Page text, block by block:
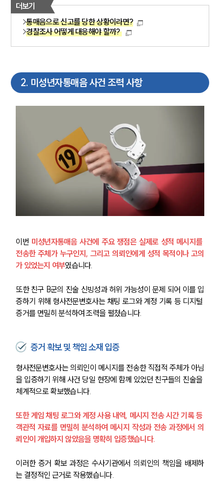
더보기
통매음으로 신고를 당한 상황이라면?
경찰조사 어떻게 대응해야 할까?
2. 미성년자통매음 사건 조력 사항
이번 미성년자통매음 사건에 주요 쟁점은 실제로 성적 메시지를
전송한 주체가 누구인지, 그리고 의뢰인에게 성적 목적이나 고의
가 있었는지 여부였습니다.
또한 친구 B군의 진술 신빙성과 허위 가능성이 문제 되어 이를 입
증하기 위해 형사전문변호사는 채팅 로그와 계정 기록 등 디지털
증거를 면밀히 분석하여 조력을 펼쳤습니다.
증거 확보 및 책임 소재 입증
형사전문변호사는 의뢰인이 메시지를 전송한 직접적 주체가 아님
을 입증하기 위해 사건 당일 현장에 함께 있었던 친구들의 진술을
체계적으로 확보했습니다.
또한 게임 채팅 로그와 계정 사용 내역, 메시지 전송 시간 기록 등
객관적 자료를 면밀히 분석하여 메시지 작성과 전송 과정에서 의
뢰인이 개입하지 않았음을 명확히 입증했습니다.
이러한 증거 확보 과정은 수사기관에서 의뢰인의 책임을 배제하
는 결정적인 근거로 작용했습니다.